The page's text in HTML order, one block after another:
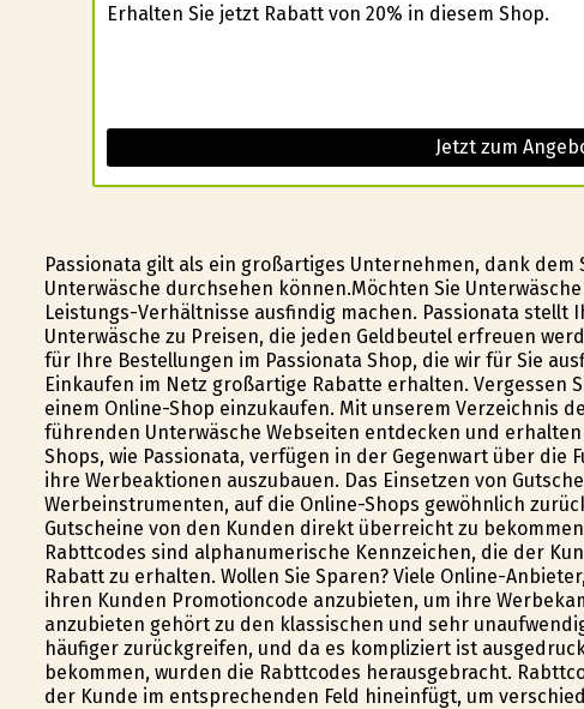
Erhalten Sie jetzt Rabatt von 20% in diesem Shop.
Jetzt zum
Passionata gilt als ein großartiges Unternehmen, dank dem
Unterwäsche durchsehen können.Möchten Sie
Leistungs-Verhältnisse ausfindig machen. Passionata
Unterwäsche zu Preisen, die jeden Geldbeutel erfreuen
für Ihre Bestellungen im Passionata Shop, die wir für Sie
Einkaufen im Netz großartige Rabatte erhalten. Vergessen
einem Online-Shop einzukaufen. Mit unserem Verzeichnis
führenden Unterwäsche Webseiten entdecken und
Shops, wie Passionata, verfügen in der Gegenwart über
ihre Werbeaktionen auszubauen. Das Einsetzen von
Werbeinstrumenten, auf die Online-Shops gewöhnlich
Gutscheine von den Kunden direkt überreicht zu
Rabttcodes sind alphanumerische Kennzeichen, die der
Rabatt zu erhalten. Wollen Sie Sparen? Viele Online-
ihren Kunden Promotioncode anzubieten, um ihre
anzubieten gehört zu den klassischen und sehr
häufiger zurückgreifen, und da es kompliziert ist
bekommen, wurden die Rabttcodes herausgebracht.
der Kunde im entsprechenden Feld hineinfügt, um